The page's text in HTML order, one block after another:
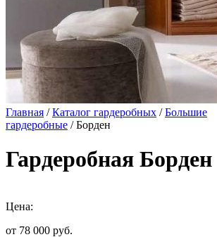
Главная /Каталог гардеробных /Большие
гардеробные / Борден
Гардеробная Борден
Цена:
от 78 000 руб.